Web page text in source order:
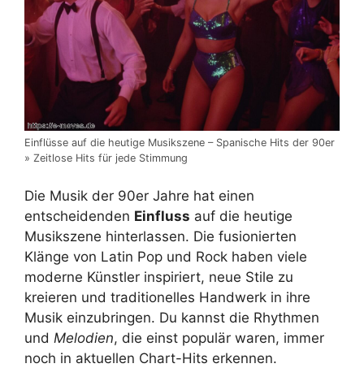
Einflüsse auf die heutige Musikszene – Spanische Hits der 90er
» Zeitlose Hits für jede Stimmung
Die Musik der 90er Jahre hat einen
entscheidenden Einfluss auf die heutige
Musikszene hinterlassen. Die fusionierten
Klänge von Latin Pop und Rock haben viele
moderne Künstler inspiriert, neue Stile zu
kreieren und traditionelles Handwerk in ihre
Musik einzubringen. Du kannst die Rhythmen
und Melodien, die einst populär waren, immer
noch in aktuellen Chart-Hits erkennen.